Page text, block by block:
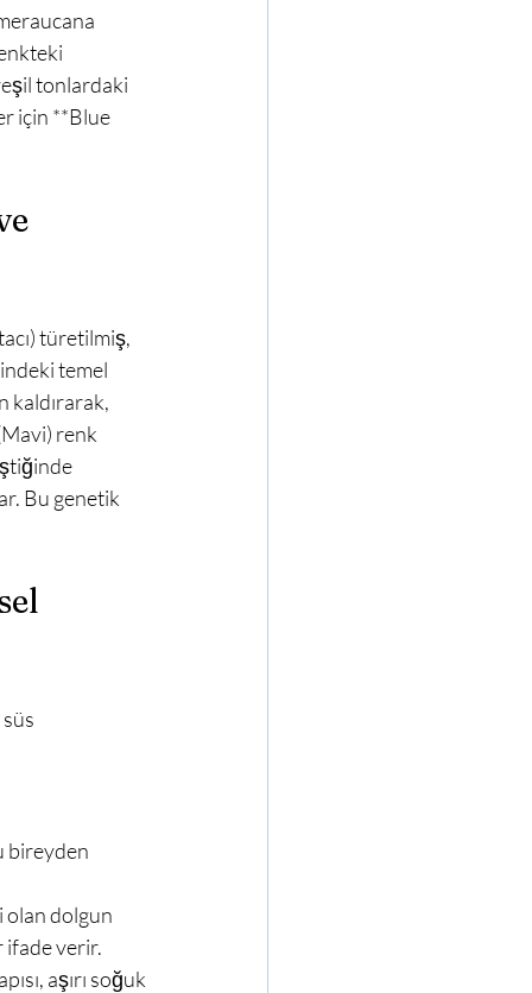
tonlardaki
için **Blue
temel
kaldırarak,
renk
Bu genetik
bireyden
olan dolgun
ifade verir.
aşırı soğuk